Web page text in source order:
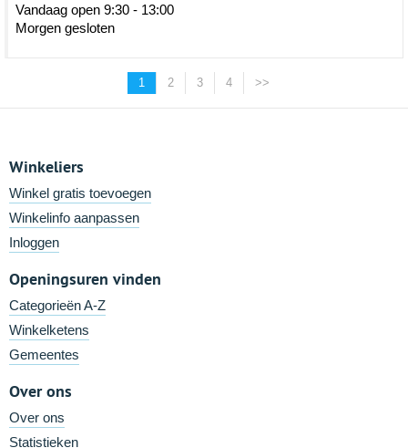
Vandaag open 9:30 - 13:00
Morgen gesloten
1 2 3 4 >>
Winkeliers
Winkel gratis toevoegen
Winkelinfo aanpassen
Inloggen
Openingsuren vinden
Categorieën A-Z
Winkelketens
Gemeentes
Over ons
Over ons
Statistieken